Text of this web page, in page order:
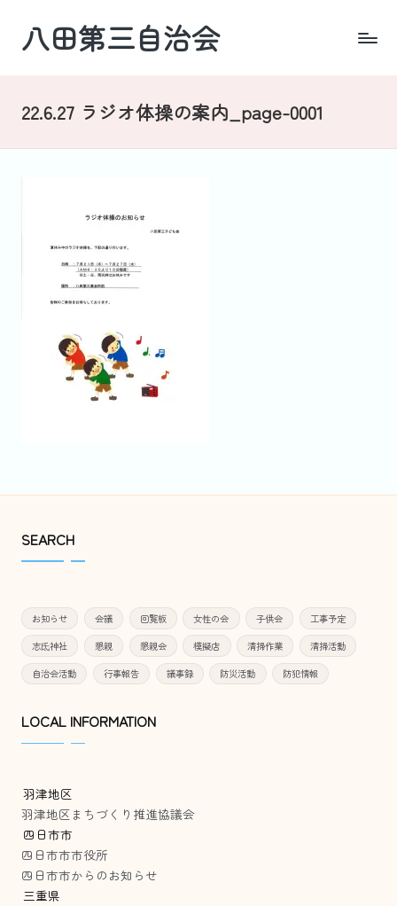
八田第三自治会
市・
津
22.6.27 ラジオ体操の案内_page-0001
SEARCH
お知らせ 会議 回覧板 女性の会 子供会 工事予定
志氐神社 懇親 懇親会 模擬店 清掃作業 清掃活動
自治会活動 行事報告 議事録 防災活動 防犯情報
LOCAL INFORMATION
羽津地区
羽津地区まちづくり推進協議会
四日市市
四日市市市役所
四日市市からのお知らせ
三重県